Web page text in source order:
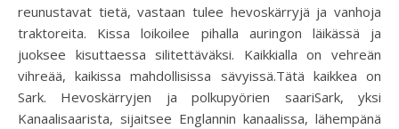
reunustavat tietä, vastaan tulee hevoskärryjä ja vanhoja
traktoreita. Kissa loikoilee pihalla auringon läikässä ja
juoksee kisuttaessa silitettäväksi. Kaikkialla on vehreän
vihreää, kaikissa mahdollisissa sävyissä.Tätä kaikkea on
Sark. Hevoskärryjen ja polkupyörien saariSark, yksi
Kanaalisaarista, sijaitsee Englannin kanaalissa, lähempänä